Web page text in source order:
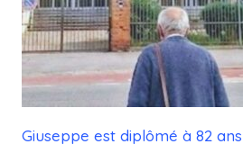
Giuseppe est diplômé à 82